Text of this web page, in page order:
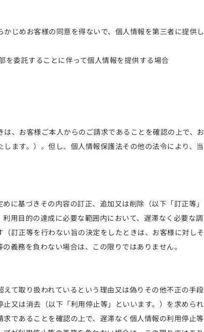
じめお客様の同意を得ないで、個人情報を第三者に提供し
を委託することに伴って個人情報を提供する場合
、お客様ご本人からのご請求であることを確認の上で、お
ます。）。但し、個人情報保護法その他の法令により、当
に基づきその内容の訂正、追加又は削除（以下「訂正等」
用目的の達成に必要な範囲内において、遅滞なく必要な調
訂正等を行わない旨の決定をしたときは、お客様に対しそ
義務を負わない場合は、この限りではありません。
て取り扱われているという理由又は偽りその他不正の手段
又は消去（以下「利用停止等」といいます。）を求められ
であることを確認の上で、遅滞なく個人情報の利用停止等